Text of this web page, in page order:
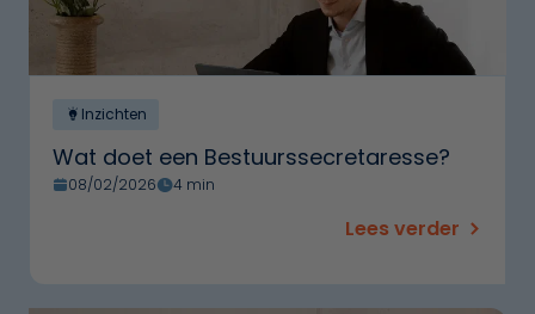
Inzichten
Wat doet een Bestuurssecretaresse?
08/02/2026 4 min
Lees verder